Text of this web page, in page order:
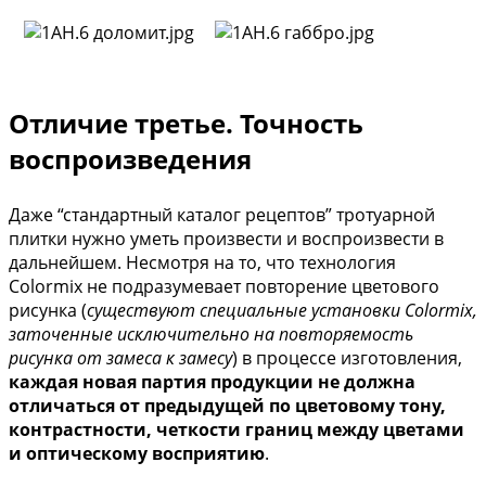
Отличие третье. Точность
воспроизведения
Даже “стандартный каталог рецептов” тротуарной
плитки нужно уметь произвести и воспроизвести в
дальнейшем. Несмотря на то, что технология
Colormix не подразумевает повторение цветового
рисунка (существуют специальные установки Colormix,
заточенные исключительно на повторяемость
рисунка от замеса к замесу) в процессе изготовления,
каждая новая партия продукции не должна
отличаться от предыдущей по цветовому тону,
контрастности, четкости границ между цветами
и оптическому восприятию.